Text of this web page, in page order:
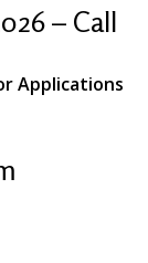
– Call
Applications